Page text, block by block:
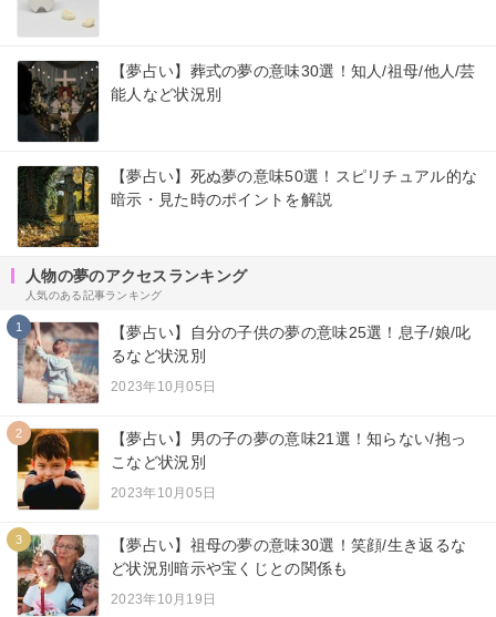
【夢占い】葬式の夢の意味30選！知人/祖母/他人/芸
能人など状況別
【夢占い】死ぬ夢の意味50選！スピリチュアル的な
暗示・見た時のポイントを解説
人物の夢のアクセスランキング
人気のある記事ランキング
1
【夢占い】自分の子供の夢の意味25選！息子/娘/叱
るなど状況別
2023年10月05日
2
【夢占い】男の子の夢の意味21選！知らない/抱っ
こなど状況別
2023年10月05日
3
【夢占い】祖母の夢の意味30選！笑顔/生き返るな
ど状況別暗示や宝くじとの関係も
2023年10月19日